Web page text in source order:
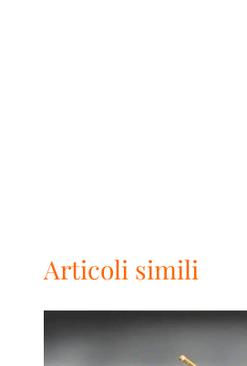
Articoli simili